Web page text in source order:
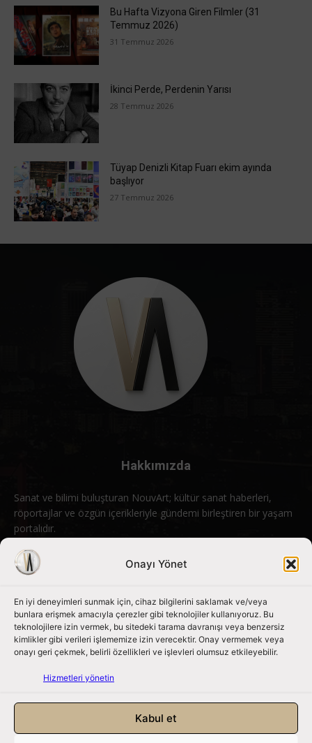
Onayı Yönet
En iyi deneyimleri sunmak için, cihaz bilgilerini saklamak ve/veya
bunlara erişmek amacıyla çerezler gibi teknolojiler kullanıyoruz. Bu
teknolojilere izin vermek, bu sitedeki tarama davranışı veya benzersiz
kimlikler gibi verileri işlememize izin verecektir. Onay vermemek veya
onayı geri çekmek, belirli özellikleri ve işlevleri olumsuz etkileyebilir.
Hizmetleri yönetin
Kabul et
Bu Hafta Vizyona Giren Filmler (31
Temmuz 2026)
31 Temmuz 2026
İkinci Perde, Perdenin Yarısı
28 Temmuz 2026
Tüyap Denizli Kitap Fuarı ekim ayında
başlıyor
27 Temmuz 2026
Hakkımızda
Sanat ve bilimi buluşturan NouvArt; kültür sanat haberleri,
röportajlar ve özgün içerikleriyle gündemi birleştiren bir yaşam
portalıdır.
Bizimle iletişime geçin: info@nouvart.net
Bizi Takip Edin